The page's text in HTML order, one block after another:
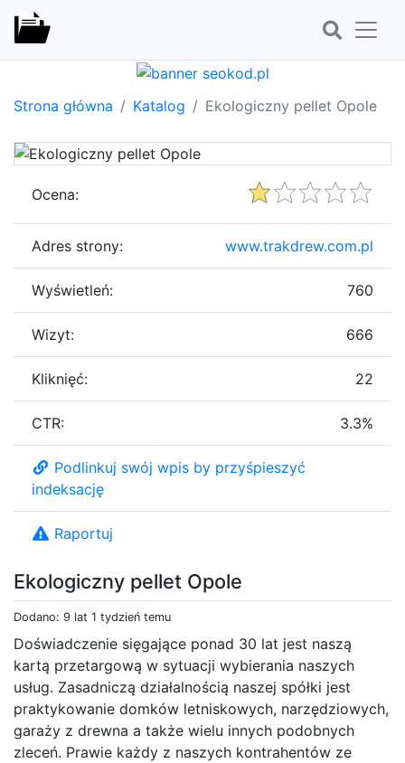
Strona główna Katalog Ekologiczny pellet Opole
Ekologiczny pellet Opole
Dodano: 9 lat 1 tydzień temu
Doświadczenie sięgające ponad 30 lat jest naszą
kartą przetargową w sytuacji wybierania naszych
usług. Zasadniczą działalnością naszej spółki jest
praktykowanie domków letniskowych, narzędziowych,
garaży z drewna a także wielu innych podobnych
zleceń. Prawie każdy z naszych kontrahentów ze
Ocena:
Adres strony: www.trakdrew.com.pl
Wyświetleń: 760
Wizyt: 666
Kliknięć: 22
CTR: 3.3%
Podlinkuj swój wpis by przyśpieszyć
indeksację
Raportuj